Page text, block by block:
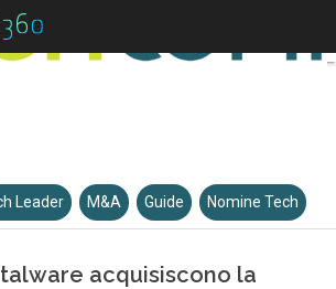
Leader M&A Guide Nomine Tech
acquisiscono la